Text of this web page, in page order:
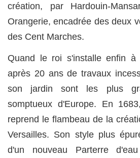
création, par Hardouin-
Orangerie, encadrée des deux
des Cent Marches.
Quand le roi s'installe enfin à
après 20 ans de travaux
son jardin sont les plus
somptueux d'Europe. En
reprend le flambeau de la
Versailles. Son style plus
d'un nouveau Parterre